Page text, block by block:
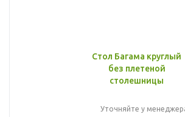
Стол Багама круглый
без плетеной
столешницы
Уточняйте у